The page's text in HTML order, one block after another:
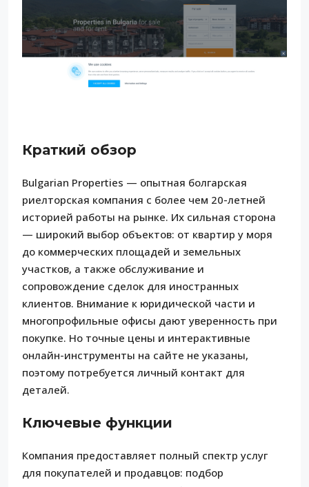
Краткий обзор
Bulgarian Properties — опытная болгарская
риелторская компания с более чем 20-летней
историей работы на рынке. Их сильная сторона
— широкий выбор объектов: от квартир у моря
до коммерческих площадей и земельных
участков, а также обслуживание и
сопровождение сделок для иностранных
клиентов. Внимание к юридической части и
многопрофильные офисы дают уверенность при
покупке. Но точные цены и интерактивные
онлайн-инструменты на сайте не указаны,
поэтому потребуется личный контакт для
деталей.
Ключевые функции
Компания предоставляет полный спектр услуг
для покупателей и продавцов: подбор